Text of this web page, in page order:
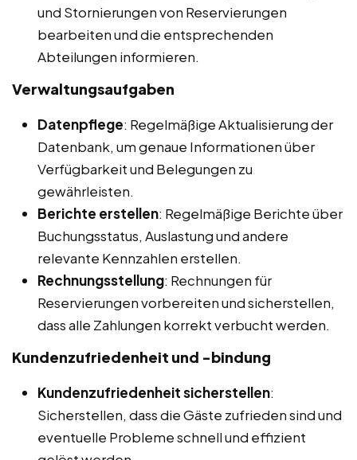
und Stornierungen von Reservierungen
bearbeiten und die entsprechenden
Abteilungen informieren.
Verwaltungsaufgaben
Datenpflege: Regelmäßige Aktualisierung der
Datenbank, um genaue Informationen über
Verfügbarkeit und Belegungen zu
gewährleisten.
Berichte erstellen: Regelmäßige Berichte über
Buchungsstatus, Auslastung und andere
relevante Kennzahlen erstellen.
Rechnungsstellung: Rechnungen für
Reservierungen vorbereiten und sicherstellen,
dass alle Zahlungen korrekt verbucht werden.
Kundenzufriedenheit und -bindung
Kundenzufriedenheit sicherstellen:
Sicherstellen, dass die Gäste zufrieden sind und
eventuelle Probleme schnell und effizient